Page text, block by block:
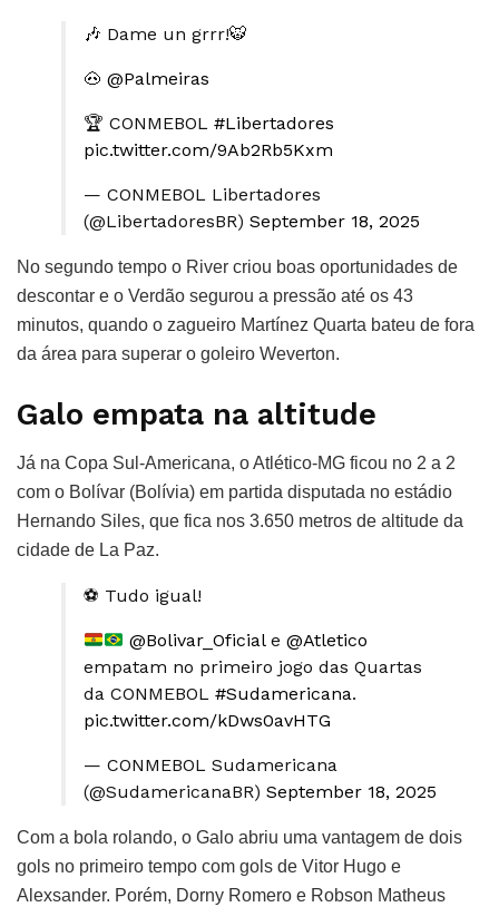
🎶 Dame un grrr!🐯
🐽 @Palmeiras
🏆 CONMEBOL #Libertadores
pic.twitter.com/9Ab2Rb5Kxm
— CONMEBOL Libertadores
(@LibertadoresBR) September 18, 2025
No segundo tempo o River criou boas oportunidades de
descontar e o Verdão segurou a pressão até os 43
minutos, quando o zagueiro Martínez Quarta bateu de fora
da área para superar o goleiro Weverton.
Galo empata na altitude
Já na Copa Sul-Americana, o Atlético-MG ficou no 2 a 2
com o Bolívar (Bolívia) em partida disputada no estádio
Hernando Siles, que fica nos 3.650 metros de altitude da
cidade de La Paz.
⚽ Tudo igual!
@Bolivar_Oficiale@Atletico
empatam no primeiro jogo das Quartas
da CONMEBOL #Sudamericana.
pic.twitter.com/kDws0avHTG
— CONMEBOL Sudamericana
(@SudamericanaBR) September 18, 2025
Com a bola rolando, o Galo abriu uma vantagem de dois
gols no primeiro tempo com gols de Vitor Hugo e
Alexsander. Porém, Dorny Romero e Robson Matheus